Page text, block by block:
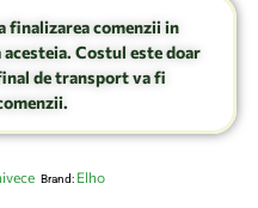
finalizarea comenzii in
Costul este doar
de transport va fi
Brand: Elho